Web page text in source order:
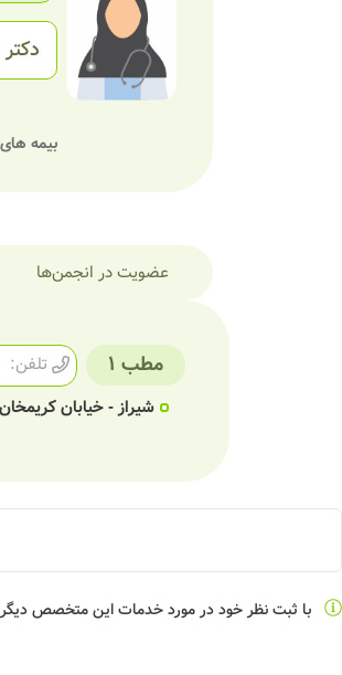
دکتر
بیمه
عضویت در انجمن‌ها
مطب 1 تلفن:
شیراز - خیابان
با ثبت نظر خود در مورد خدمات این متخصص دیگر